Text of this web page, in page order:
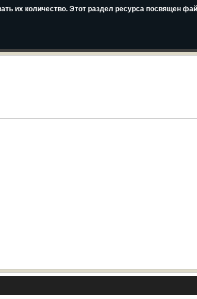
их количество. Этот раздел ресурса посвящен